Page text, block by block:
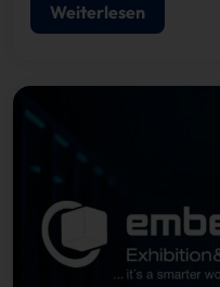
Weiterlesen